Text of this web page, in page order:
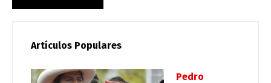
Artículos Populares
Pedro